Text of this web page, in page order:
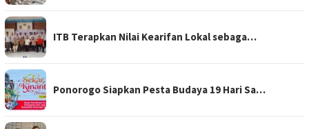
ITB Terapkan Nilai Kearifan Lokal sebaga…
Ponorogo Siapkan Pesta Budaya 19 Hari Sa…